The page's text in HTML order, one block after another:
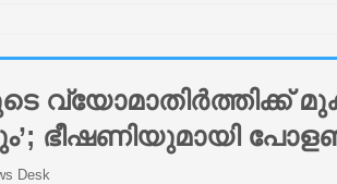
വ്യോമാതിര്‍ത്തിക്ക്
ഭീഷണിയുമായി
Desk